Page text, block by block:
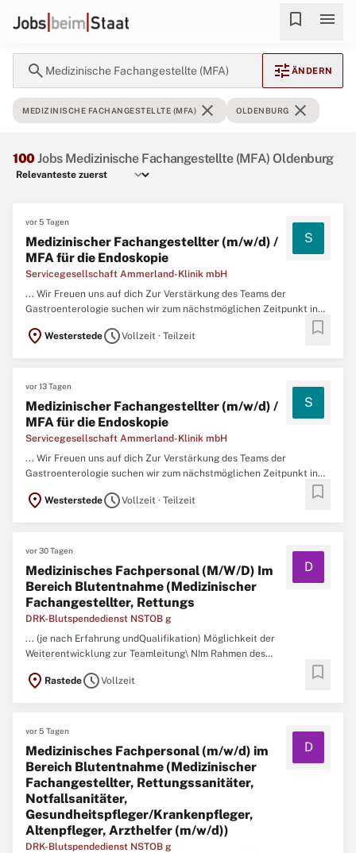
bookmark menu
search Medizinische Fachangestellte (MFA) tune ÄNDERN
MEDIZINISCHE FACHANGESTELLTE (MFA) close OLDENBURG close
100Jobs Medizinische Fachangestellte (MFA) Oldenburg
vor 5 Tagen
Medizinischer Fachangestellter (m/w/d) /
MFA für die Endoskopie
Servicegesellschaft Ammerland-Klinik mbH
S
... Wir Freuen uns auf dich Zur Verstärkung des Teams der
Gastroenterologie suchen wir zum nächstmöglichen Zeitpunkt in
MFA
für die Endoskopie * Bei uns zählt der Mensch, nicht das
location_on WesterstedescheduleVollzeit · Teilzeit bookmark
vor 13 Tagen
Medizinischer Fachangestellter (m/w/d) /
MFA für die Endoskopie
Servicegesellschaft Ammerland-Klinik mbH
S
... Wir Freuen uns auf dich Zur Verstärkung des Teams der
Gastroenterologie suchen wir zum nächstmöglichen Zeitpunkt in
MFA
für die Endoskopie * Bei uns zählt der Mensch, nicht das
location_on WesterstedescheduleVollzeit · Teilzeit bookmark
vor 30 Tagen
Medizinisches Fachpersonal (M/W/D) Im
Bereich Blutentnahme (Medizinischer
Fachangestellter, Rettungs
DRK-Blutspendedienst NSTOB g
D
... (je nach Erfahrung undQualifikation) Möglichkeit der
Weiterentwicklung zur Teamleitung\ NIm Rahmen des
Hospitation\ N bei unseren Spendeterminen.\ NIhr Profil:\
location_on RastedescheduleVollzeit bookmark
vor 5 Tagen
Medizinisches Fachpersonal (m/w/d) im
Bereich Blutentnahme (Medizinischer
Fachangestellter, Rettungssanitäter,
Notfallsanitäter,
Gesundheitspfleger/Krankenpfleger,
Altenpfleger, Arzthelfer (m/w/d))
DRK-Blutspendedienst NSTOB g
D